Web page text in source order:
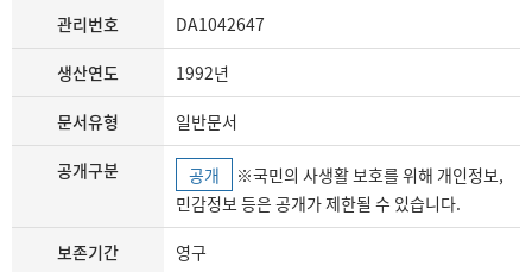
관리번호 DA1042647
생산연도 1992년
문서유형 일반문서
공개구분 공개
민감정보 등은 공개가 제한될 수 있습니다.
보존기간 영구